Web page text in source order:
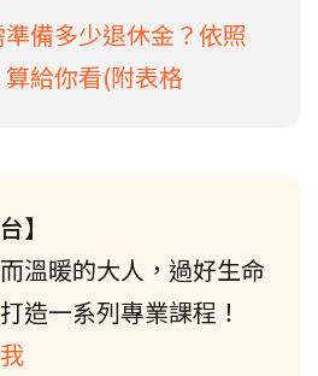
備多少退休金？依照
算給你看(附表格
】
溫暖的大人，過好生命
造一系列專業課程！